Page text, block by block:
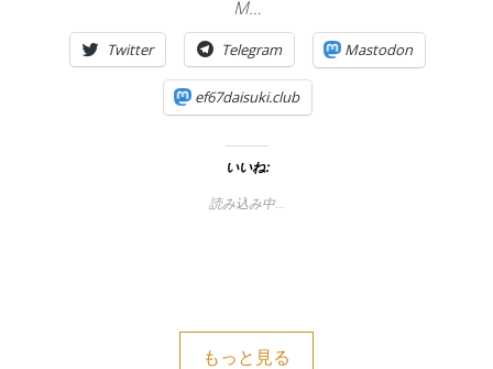
M…
Twitter Telegram Mastodon
ef67daisuki.club
いいね:
読み込み中…
もっと見る